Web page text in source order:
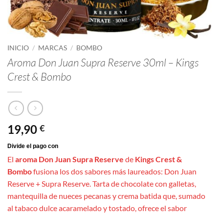
INICIO / MARCAS / BOMBO
Aroma Don Juan Supra Reserve 30ml – Kings
Crest & Bombo
19,90 €
El aroma Don Juan Supra Reserve de Kings Crest &
Bombofusiona los dos sabores más laureados: Don Juan
Reserve + Supra Reserve. Tarta de chocolate con galletas,
mantequilla de nueces pecanas y crema batida que, sumado
al tabaco dulce acaramelado y tostado, ofrece el sabor